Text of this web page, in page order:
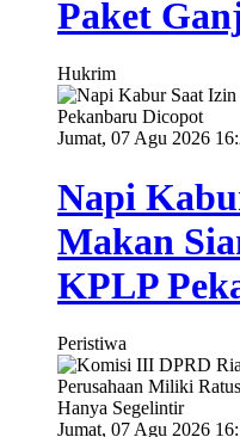
Paket
Hukrim
Jumat, 07 Agu 2026
Napi
Makan
KPLP
Peristiwa
Jumat, 07 Agu 2026